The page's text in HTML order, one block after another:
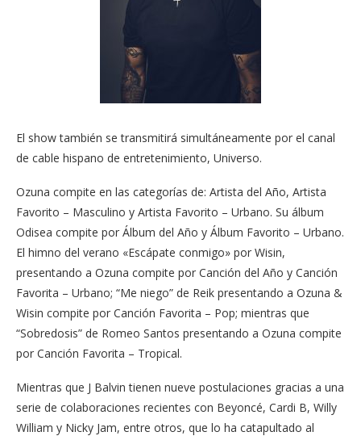
El show también se transmitirá simultáneamente por el canal
de cable hispano de entretenimiento, Universo.
Ozuna compite en las categorías de: Artista del Año, Artista
Favorito – Masculino y Artista Favorito – Urbano. Su álbum
Odisea compite por Álbum del Año y Álbum Favorito – Urbano.
El himno del verano «Escápate conmigo» por Wisin,
presentando a Ozuna compite por Canción del Año y Canción
Favorita – Urbano; “Me niego” de Reik presentando a Ozuna &
Wisin compite por Canción Favorita – Pop; mientras que
“Sobredosis” de Romeo Santos presentando a Ozuna compite
por Canción Favorita – Tropical.
Mientras que J Balvin tienen nueve postulaciones gracias a una
serie de colaboraciones recientes con Beyoncé, Cardi B, Willy
William y Nicky Jam, entre otros, que lo ha catapultado al